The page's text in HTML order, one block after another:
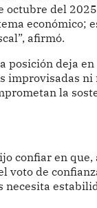
octubre del
económico;
afirmó.
posición deja
improvisadas ni
la
confiar en que,
voto de
necesita